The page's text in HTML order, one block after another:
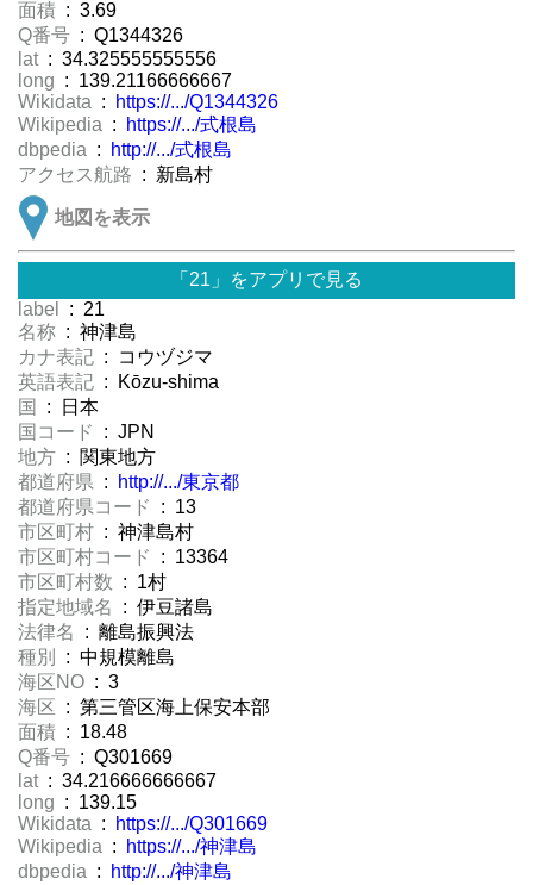
面積 : 3.69
Q番号 : Q1344326
lat : 34.325555555556
long : 139.21166666667
Wikidata :
https://.../Q1344326
Wikipedia :
https://.../式根島
dbpedia :
http://.../式根島
アクセス航路 : 新島村
地図を表示
「21」をアプリで見る
label
: 21
名称 : 神津島
カナ表記 : コウヅジマ
英語表記 : Kōzu-shima
国
: 日本
国コード
: JPN
地方 : 関東地方
都道府県 :
http://.../東京都
都道府県コード
: 13
市区町村 : 神津島村
市区町村コード
: 13364
市区町村数 : 1村
指定地域名
: 伊豆諸島
法律名
: 離島振興法
種別
: 中規模離島
海区NO : 3
海区 : 第三管区海上保安本部
面積 : 18.48
Q番号 : Q301669
lat : 34.216666666667
long : 139.15
Wikidata :
https://.../Q301669
Wikipedia :
https://.../神津島
dbpedia : http://.../神津島